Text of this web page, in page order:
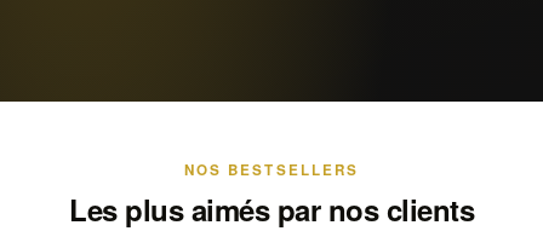
NOS BESTSELLERS
Les plus aimés par nos clients